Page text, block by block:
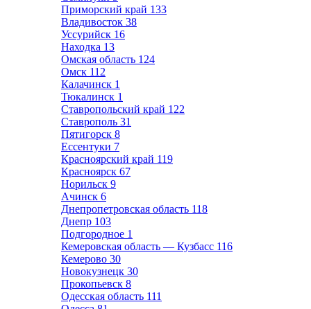
Приморский край 133
Владивосток 38
Уссурийск 16
Находка 13
Омская область 124
Омск 112
Калачинск 1
Тюкалинск 1
Ставропольский край 122
Ставрополь 31
Пятигорск 8
Ессентуки 7
Красноярский край 119
Красноярск 67
Норильск 9
Ачинск 6
Днепропетровская область 118
Днепр 103
Подгородное 1
Кемеровская область — Кузбасс 116
Кемерово 30
Новокузнецк 30
Прокопьевск 8
Одесская область 111